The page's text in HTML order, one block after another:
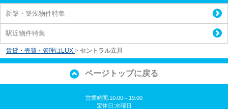
新築・築浅物件特集
駅近物件特集
賃貸・売買・管理はLUX > セントラル立川
ページトップに戻る
営業時間:10:00～19:00
定休日:水曜日